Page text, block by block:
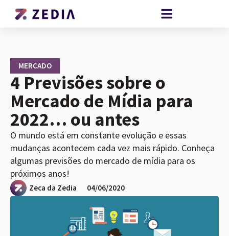
MERCADO
4 Previsões sobre o
Mercado de Mídia para
2022… ou antes
O mundo está em constante evolução e essas
mudanças acontecem cada vez mais rápido. Conheça
algumas previsões do mercado de mídia para os
próximos anos!
Zeca da Zedia 04/06/2020